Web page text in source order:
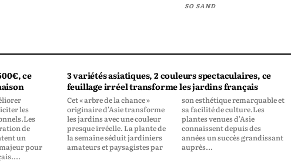
SO SAND
ce
3 variétés asiatiques, 2 couleurs spectaculaires, ce
feuillage irréel transforme les jardins français
Cet « arbre de la chance »
originaire d'Asie transforme
les jardins avec une couleur
presque irréelle. La plante de
la semaine séduit jardiniers
amateurs et paysagistes par
son esthétique remarquable et
sa facilité de culture.Les
plantes venues d'Asie
connaissent depuis des
années un succès grandissant
auprès...